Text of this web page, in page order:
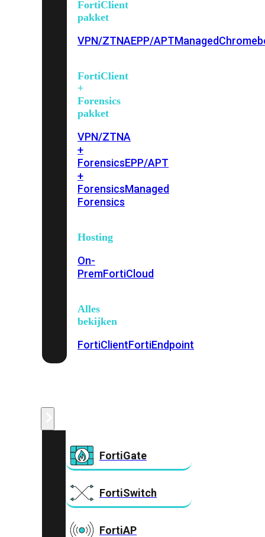
FortiClient
pakket
VPN/ZTNAEPP/APTManaged
FortiClient
+
Forensics
pakket
VPN/ZTNA
+
ForensicsEPP/APT
+
ForensicsManaged
Forensics
Hosting
On-
PremFortiCloud
Alles
bekijken
FortiClientFortiEndpoint
FortiGate
FortiSwitch
FortiAP